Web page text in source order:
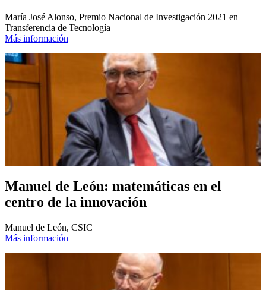
María José Alonso, Premio Nacional de Investigación 2021 en
Transferencia de Tecnología
Más información
Manuel de León: matemáticas en el
centro de la innovación
Manuel de León, CSIC
Más información